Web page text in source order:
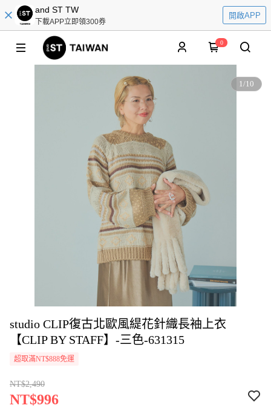
and ST TW
下載APP立即領300券
開啟APP
0
1/10
studio CLIP復古北歐風緹花針織長袖上衣
【CLIP BY STAFF】-三色-631315
超取滿NT$888免運
NT$2,490
NT$996